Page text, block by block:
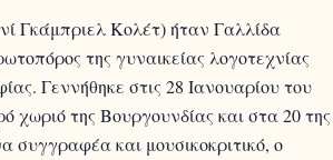
Γκάμπριελ Κολέτ) ήταν Γαλλίδα
της γυναικείας λογοτεχνίας
Γεννήθηκε στις 28 Ιανουαρίου του
χωριό της Βουργουνδίας και στα 20 της
συγγραφέα και μουσικοκριτικό, ο